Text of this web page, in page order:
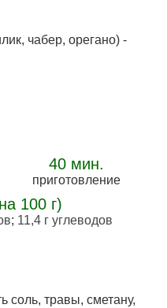
чабер, орегано) -
40 мин.
приготовление
100 г)
; 11,4 г углеводов
соль, травы, сметану,